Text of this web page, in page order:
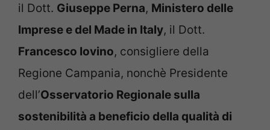
il Dott. Giuseppe Perna, Ministero delle
Imprese e del Made in Italy, il Dott.
Francesco Iovino, consigliere della
Regione Campania, nonchè Presidente
dell’Osservatorio Regionale sulla
sostenibilità a beneficio della qualità di